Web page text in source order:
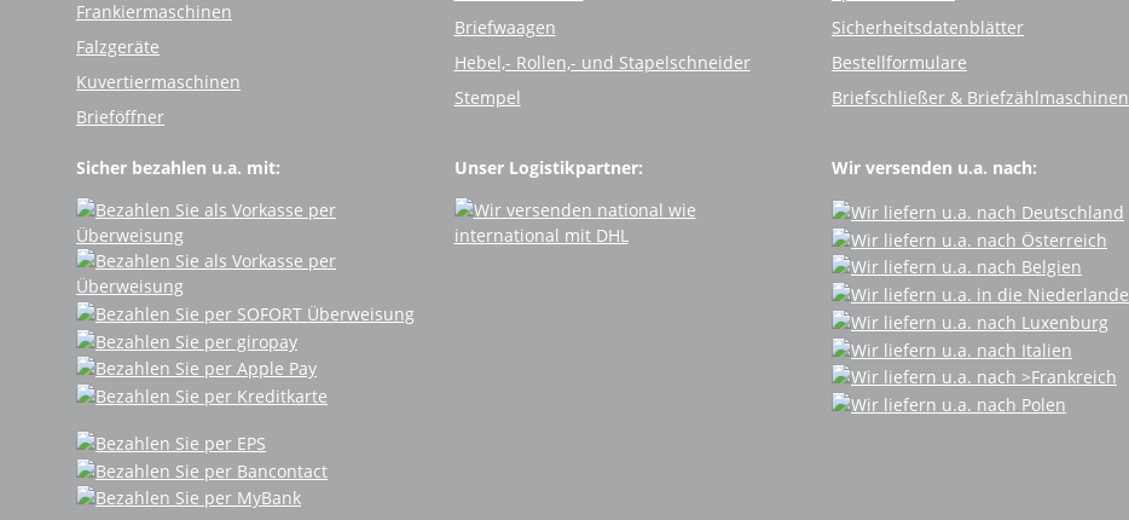
Frankiermaschinen
Falzgeräte
Kuvertiermaschinen
Brieföffner
Briefwaagen
Hebel,- Rollen,- und Stapelschneider
Stempel
Sicherheitsdatenblätter
Bestellformulare
Briefschließer & Briefzählmaschinen
Sicher bezahlen u.a. mit: Unser Logistikpartner: Wir versenden u.a. nach: